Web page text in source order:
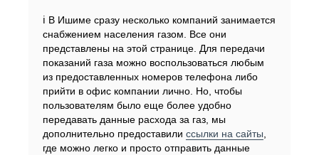
ℹ️ В Ишиме сразу несколько компаний занимается
снабжением населения газом. Все они
представлены на этой странице. Для передачи
показаний газа можно воспользоваться любым
из предоставленных номеров телефона либо
прийти в офис компании лично. Но, чтобы
пользователям было еще более удобно
передавать данные расхода за газ, мы
дополнительно предоставили ссылки на сайты
где можно легко и просто отправить данные